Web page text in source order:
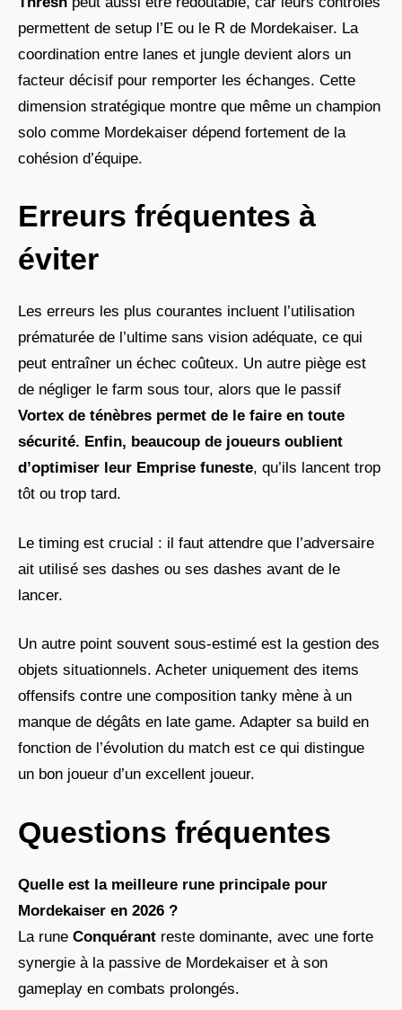
permettent de setup l’E ou le R de Mordekaiser. La
coordination entre lanes et jungle devient alors un
facteur décisif pour remporter les échanges. Cette
dimension stratégique montre que même un champion
solo comme Mordekaiser dépend fortement de la
cohésion d’équipe.
Erreurs fréquentes à
éviter
Les erreurs les plus courantes incluent l’utilisation
prématurée de l’ultime sans vision adéquate, ce qui
peut entraîner un échec coûteux. Un autre piège est
de négliger le farm sous tour, alors que le passif
Vortex de ténèbres permet de le faire en toute
sécurité. Enfin, beaucoup de joueurs oublient
d’optimiser leur Emprise funeste, qu’ils lancent trop
tôt ou trop tard.
Le timing est crucial : il faut attendre que l’adversaire
ait utilisé ses dashes ou ses dashes avant de le
lancer.
Un autre point souvent sous-estimé est la gestion des
objets situationnels. Acheter uniquement des items
offensifs contre une composition tanky mène à un
manque de dégâts en late game. Adapter sa build en
fonction de l’évolution du match est ce qui distingue
un bon joueur d’un excellent joueur.
Questions fréquentes
Quelle est la meilleure rune principale pour
Mordekaiser en 2026 ?
La rune Conquérant reste dominante, avec une forte
synergie à la passive de Mordekaiser et à son
gameplay en combats prolongés.